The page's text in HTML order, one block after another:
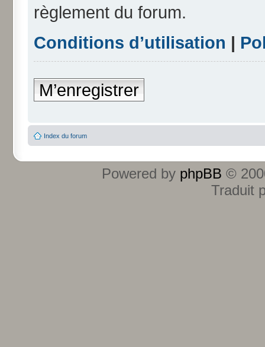
règlement du forum.
Conditions d’utilisation |
M’enregistrer
Index du forum
Powered by phpBB ©
Traduit